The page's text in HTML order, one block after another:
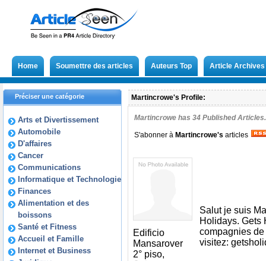
Home Soumettre des articles Auteurs Top Article Archives
Préciser une catégorie
Arts et Divertissement
Automobile
D'affaires
Cancer
Communications
Informatique et Technologie
Finances
Alimentation et des
boissons
Santé et Fitness
Accueil et Famille
Internet et Business
Martincrowe's Profile:
Martincrowe has 34 Published
S'abonner à Martincrowe's articles
Edificio
Mansarover
2° piso,
Salut je suis
Holidays. Gets
compagnies
visitez: